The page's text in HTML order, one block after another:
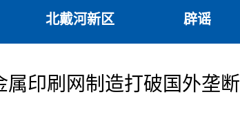
北戴河新区 辟谣
印刷网制造打破国外垄断